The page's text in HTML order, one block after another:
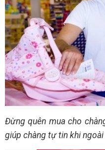
Đừng quên mua cho
giúp chàng tự tin khi